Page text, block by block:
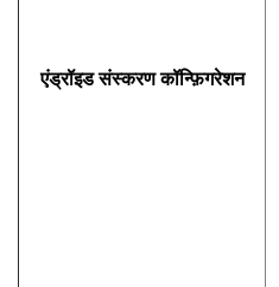
एंड्रॉइड संस्करण कॉन्फ़िगरेशन